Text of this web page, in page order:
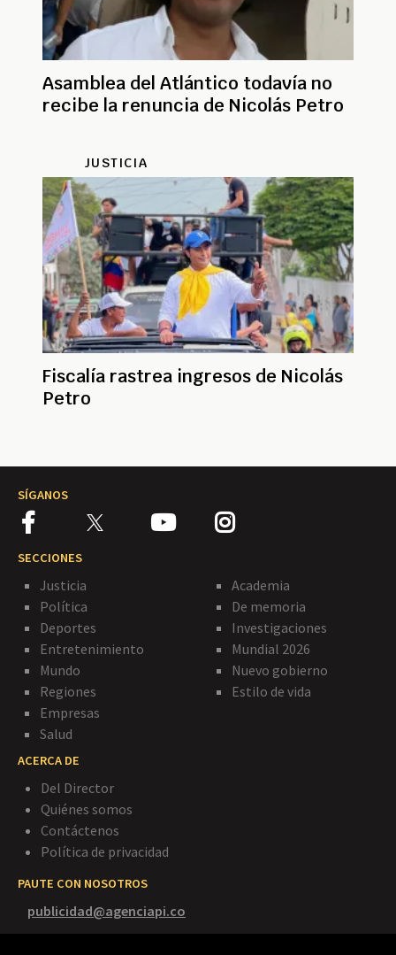
Asamblea del Atlántico todavía no
recibe la renuncia de Nicolás Petro
JUSTICIA
Fiscalía rastrea ingresos de Nicolás
Petro
SÍGANOS
SECCIONES
Justicia
Política
Deportes
Entretenimiento
Mundo
Regiones
Empresas
Salud
Academia
De memoria
Investigaciones
Mundial 2026
Nuevo gobierno
Estilo de vida
ACERCA DE
Del Director
Quiénes somos
Contáctenos
Política de privacidad
PAUTE CON NOSOTROS
publicidad@agenciapi.co